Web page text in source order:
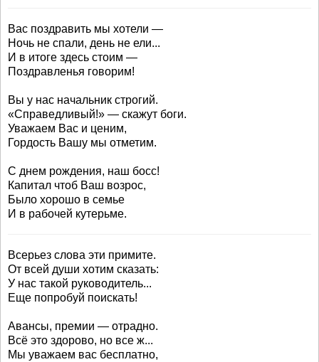
Вас поздравить мы хотели —
Ночь не спали, день не ели...
И в итоге здесь стоим —
Поздравленья говорим!
Вы у нас начальник строгий.
«Справедливый!» — скажут боги.
Уважаем Вас и ценим,
Гордость Вашу мы отметим.
С днем рождения, наш босс!
Капитал чтоб Ваш возрос,
Было хорошо в семье
И в рабочей кутерьме.
Всерьез слова эти примите.
От всей души хотим сказать:
У нас такой руководитель...
Еще попробуй поискать!
Авансы, премии — отрадно.
Всё это здорово, но все ж...
Мы уважаем вас бесплатно,